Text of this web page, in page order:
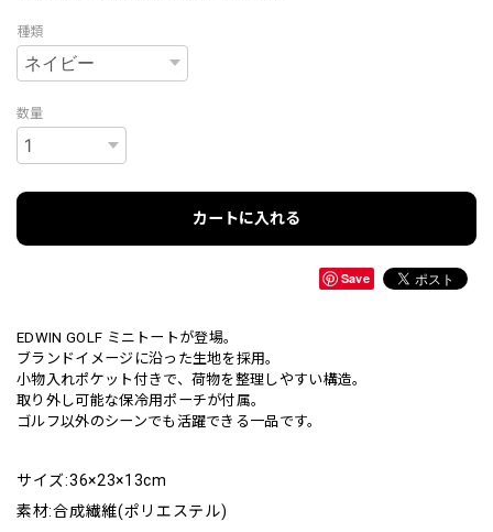
種類
数量
カートに入れる
Save
EDWIN GOLF ミニトートが登場。
ブランドイメージに沿った生地を採用。
小物入れポケット付きで、荷物を整理しやすい構造。
取り外し可能な保冷用ポーチが付属。
ゴルフ以外のシーンでも活躍できる一品です。
サイズ:36×23×13cm
素材:合成繊維(ポリエステル)